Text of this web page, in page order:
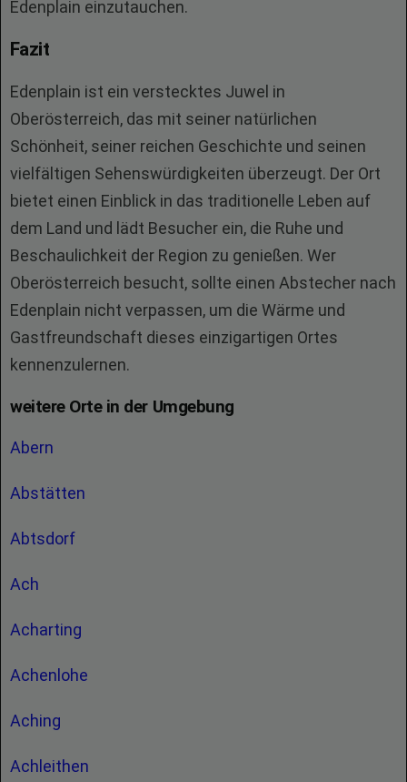
Edenplain einzutauchen.
Fazit
Edenplain ist ein verstecktes Juwel in
Oberösterreich, das mit seiner natürlichen
Schönheit, seiner reichen Geschichte und seinen
vielfältigen Sehenswürdigkeiten überzeugt. Der Ort
bietet einen Einblick in das traditionelle Leben auf
dem Land und lädt Besucher ein, die Ruhe und
Beschaulichkeit der Region zu genießen. Wer
Oberösterreich besucht, sollte einen Abstecher nach
Edenplain nicht verpassen, um die Wärme und
Gastfreundschaft dieses einzigartigen Ortes
kennenzulernen.
weitere Orte in der Umgebung
Abern
Abstätten
Abtsdorf
Ach
Acharting
Achenlohe
Aching
Achleithen